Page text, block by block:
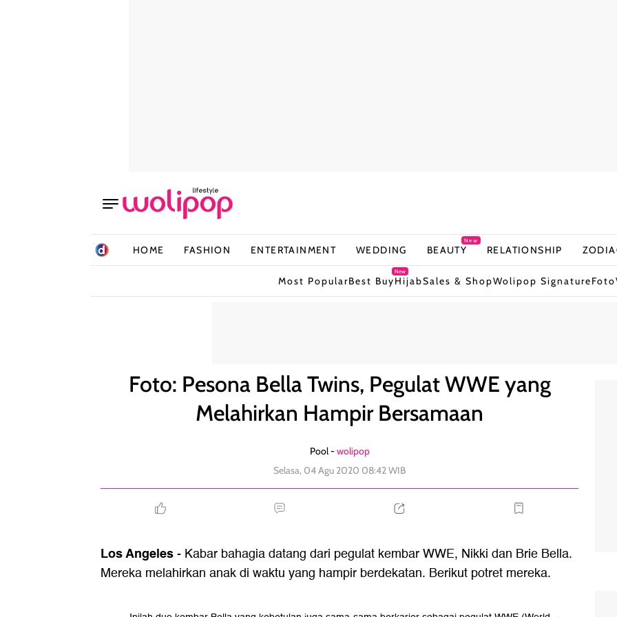
HOME FASHION ENTERTAINMENT WEDDING BEAUTY
New
RELATIONSHIP
Most PopularBest Buy
New
HijabSales & ShopWolipop SignatureFoto
Foto: Pesona Bella Twins, Pegulat WWE yang
Melahirkan Hampir Bersamaan
Pool -wolipop
Selasa, 04 Agu 2020 08:42 WIB
Los Angeles- Kabar bahagia datang dari pegulat kembar WWE, Nikki dan Brie Bella.
Mereka melahirkan anak di waktu yang hampir berdekatan. Berikut potret mereka.